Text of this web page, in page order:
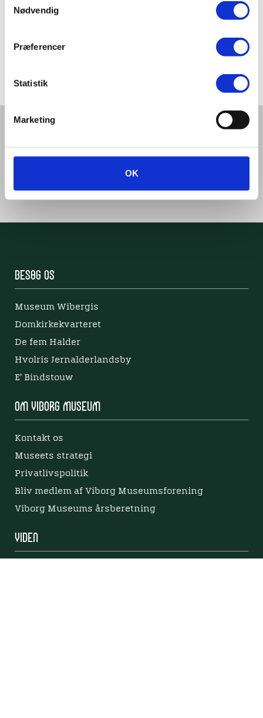
Nødvendig
Præferencer
Statistik
Marketing
OK
Mosevænget
Mosevænget har sit navn efter den nærliggende
Del denne artikel med andre:
Besøg os
Museum Wibergis
Domkirkekvarteret
De fem Halder
Hvolris Jernalderlandsby
E' Bindstouw
Om Viborg Museum
Kontakt os
Museets strategi
Privatlivspolitik
Bliv medlem af Viborg Museumsforening
Viborg Museums årsberetning
Viden